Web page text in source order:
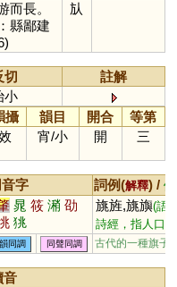
而長。
縣鄙建
㫃
切
註解
小
攝 韻目 開合
等第
宵/小 開 三
音字 詞例(解釋) /
晁 筱 潲 劭
狣
旐旌,旐旟(語
詩經，指人口興
旺),旐翣(指喪
同調 同聲同調 古代的一種旗子
音